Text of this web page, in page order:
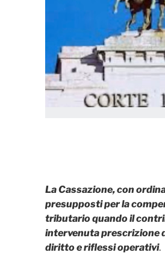
La Cassazione, con
presupposti per la
tributario quando il
intervenuta prescrizione
diritto e riflessi operativi.